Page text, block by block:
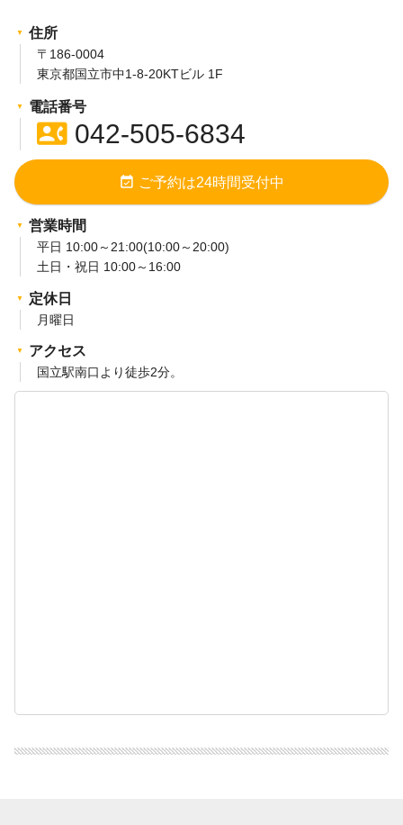
住所
〒186-0004
東京都国立市中1-8-20KTビル 1F
電話番号
contact_phone042-505-6834
event_available ご予約は24時間受付中
営業時間
平日 10:00～21:00(10:00～20:00)
土日・祝日 10:00～16:00
定休日
月曜日
アクセス
国立駅南口より徒歩2分。